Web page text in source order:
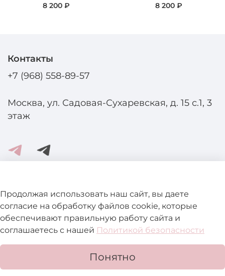
8 200 ₽ 8 200 ₽
Помощь и информация
Подробнее о магазине
Контакты
+7 (968) 558-89-57
Москва, ул. Садовая-Сухаревская, д. 15 с.1, 3
этаж
Продолжая использовать наш сайт, вы даете
согласие на обработку файлов cookie, которые
обеспечивают правильную работу сайта и
соглашаетесь с нашей Политикой безопасности
Понятно